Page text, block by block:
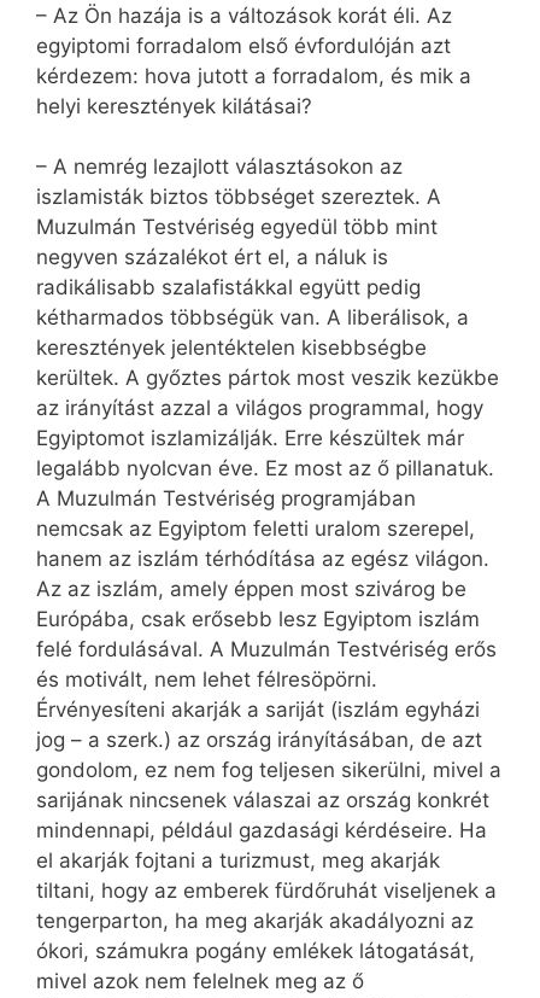
– Az Ön hazája is a változások korát éli. Az
egyiptomi forradalom első évfordulóján azt
kérdezem: hova jutott a forradalom, és mik a
helyi keresztények kilátásai?
– A nemrég lezajlott választásokon az
iszlamisták biztos többséget szereztek. A
Muzulmán Testvériség egyedül több mint
negyven százalékot ért el, a náluk is
radikálisabb szalafistákkal együtt pedig
kétharmados többségük van. A liberálisok, a
keresztények jelentéktelen kisebbségbe
kerültek. A győztes pártok most veszik kezükbe
az irányítást azzal a világos programmal, hogy
Egyiptomot iszlamizálják. Erre készültek már
legalább nyolcvan éve. Ez most az ő pillanatuk.
A Muzulmán Testvériség programjában
nemcsak az Egyiptom feletti uralom szerepel,
hanem az iszlám térhódítása az egész világon.
Az az iszlám, amely éppen most szivárog be
Európába, csak erősebb lesz Egyiptom iszlám
felé fordulásával. A Muzulmán Testvériség erős
és motivált, nem lehet félresöpörni.
Érvényesíteni akarják a sariját (iszlám egyházi
jog – a szerk.) az ország irányításában, de azt
gondolom, ez nem fog teljesen sikerülni, mivel a
sarijának nincsenek válaszai az ország konkrét
mindennapi, például gazdasági kérdéseire. Ha
el akarják fojtani a turizmust, meg akarják
tiltani, hogy az emberek fürdőruhát viseljenek a
tengerparton, ha meg akarják akadályozni az
ókori, számukra pogány emlékek látogatását,
mivel azok nem felelnek meg az ő